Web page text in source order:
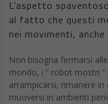
L’aspetto
al fatto che questi
nei movimenti,
Non bisogna fermarsi
mondo, i ” robot mostri
arrampicarsi, rimanere
muoversi in ambienti